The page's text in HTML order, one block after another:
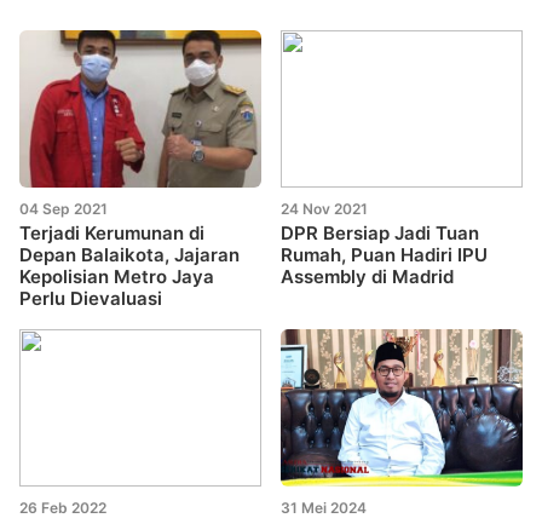
04 Sep 2021
Terjadi Kerumunan di
Depan Balaikota, Jajaran
Kepolisian Metro Jaya
Perlu Dievaluasi
24 Nov 2021
DPR Bersiap Jadi Tuan
Rumah, Puan Hadiri IPU
Assembly di Madrid
26 Feb 2022 31 Mei 2024